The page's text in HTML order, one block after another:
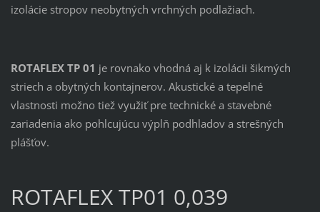
izolácie stropov neobytných vrchných podlažiach.
ROTAFLEX TP 01 je rovnako vhodná aj k izolácii šikmých
striech a obytných kontajnerov. Akustické a tepelné
vlastnosti možno tiež využiť pre technické a stavebné
zariadenia ako pohlcujúcu výplň podhladov a strešných
plášťov.
ROTAFLEX TP01 0,039